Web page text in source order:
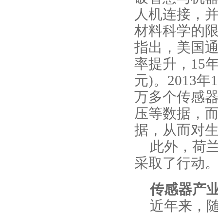
人机连接，
材料科学的
指出，美国
率提升， 15
元)。 2013年1
万多个传感
压等数据，
据，从而对
此外，荷
采取了行动
传感器产
近年来，